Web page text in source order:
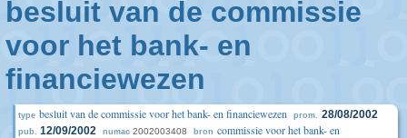
besluit van de commissie
voor het bank- en
financiewezen
type besluit van de commissie voor het bank- en financiewezen prom. 28/08/2002
pub. 12/09/2002 numac 2002003408 bron commissie voor het bank- en